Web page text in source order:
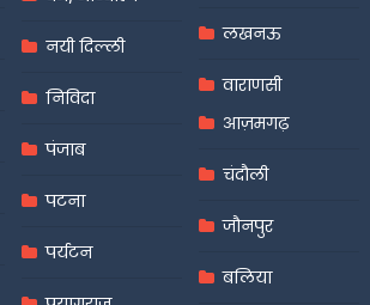
नयी दिल्ली
निविदा
पंजाब
पटना
पर्यटन
लखनऊ
वाराणसी
आज़मगढ़
चंदौली
जौनपुर
बलिया